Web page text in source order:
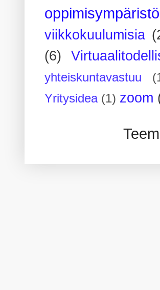
oppimisympäristö
viikkokuulumisia
(6)
yhteiskuntavastuu
Yritysidea (1) zoom